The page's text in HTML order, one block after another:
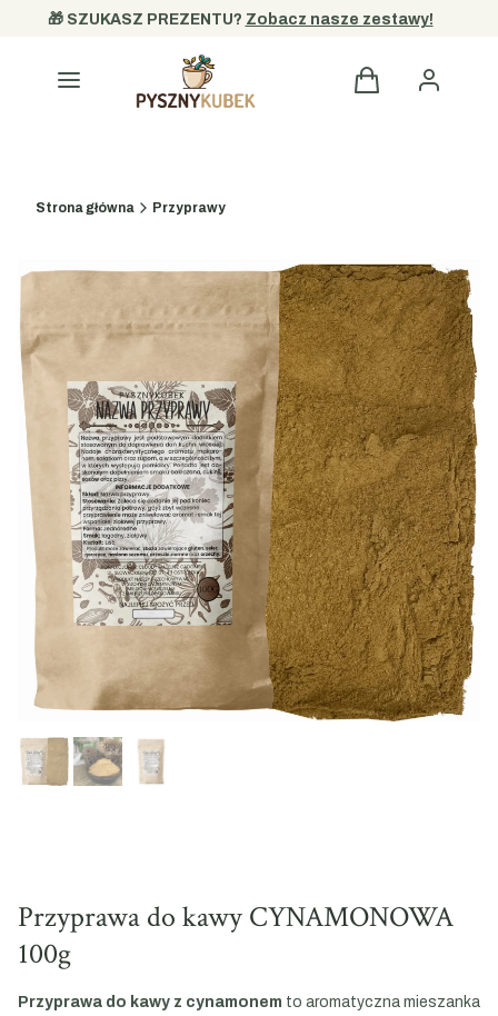
🎁 SZUKASZ PREZENTU? Zobacz nasze zestawy!
Kategorie
Strona główna Przyprawy
Przyprawa do kawy CYNAMONOWA
100g
Przyprawa do kawy z cynamonem to aromatyczna mieszanka